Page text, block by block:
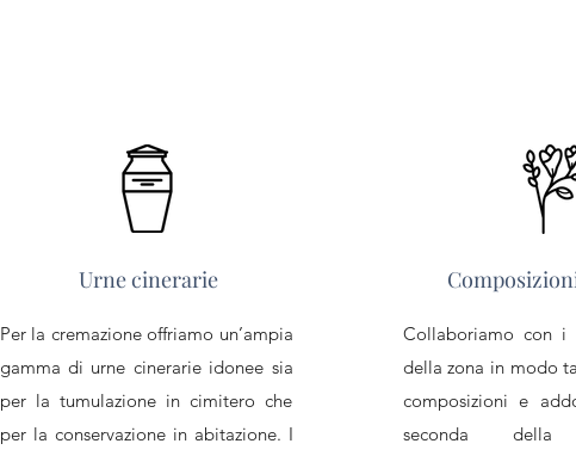
Urne cinerarie
Per la cremazione offriamo un’ampia
gamma di urne cinerarie idonee sia
per la tumulazione in cimitero che
per la conservazione in abitazione. I
Collaboriamo con i
della zona in modo
composizioni e
seconda della